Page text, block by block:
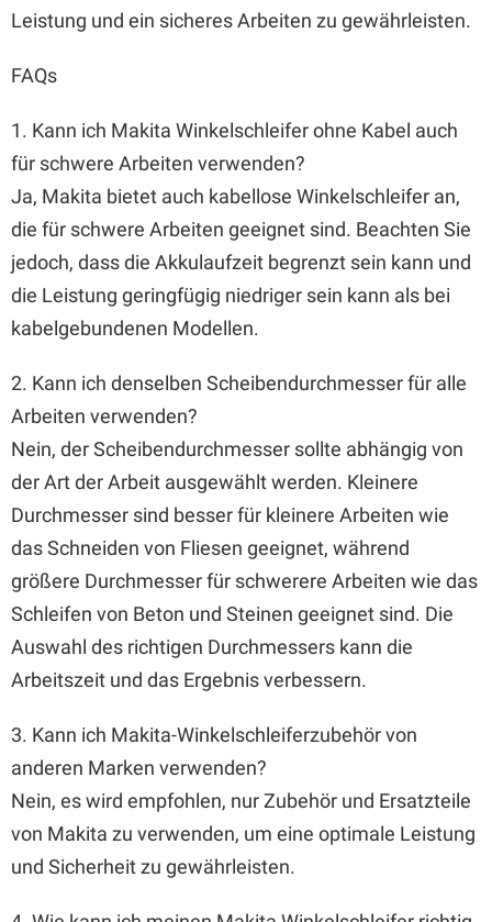
Leistung und ein sicheres Arbeiten zu gewährleisten.
FAQs
1. Kann ich Makita Winkelschleifer ohne Kabel auch
für schwere Arbeiten verwenden?
Ja, Makita bietet auch kabellose Winkelschleifer an,
die für schwere Arbeiten geeignet sind. Beachten Sie
jedoch, dass die Akkulaufzeit begrenzt sein kann und
die Leistung geringfügig niedriger sein kann als bei
kabelgebundenen Modellen.
2. Kann ich denselben Scheibendurchmesser für alle
Arbeiten verwenden?
Nein, der Scheibendurchmesser sollte abhängig von
der Art der Arbeit ausgewählt werden. Kleinere
Durchmesser sind besser für kleinere Arbeiten wie
das Schneiden von Fliesen geeignet, während
größere Durchmesser für schwerere Arbeiten wie das
Schleifen von Beton und Steinen geeignet sind. Die
Auswahl des richtigen Durchmessers kann die
Arbeitszeit und das Ergebnis verbessern.
3. Kann ich Makita-Winkelschleiferzubehör von
anderen Marken verwenden?
Nein, es wird empfohlen, nur Zubehör und Ersatzteile
von Makita zu verwenden, um eine optimale Leistung
und Sicherheit zu gewährleisten.